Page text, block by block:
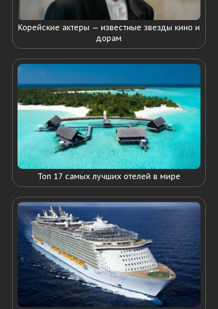
Корейские актеры — известные звезды кино и
дорам
Топ 17 самых лучших отелей в мире